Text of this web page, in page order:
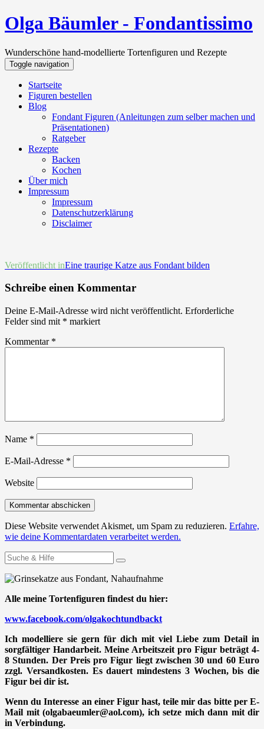
Olga Bäumler - Fondantissimo
Wunderschöne hand-modellierte Tortenfiguren und Rezepte
Toggle navigation
Startseite
Figuren bestellen
Blog
Fondant Figuren (Anleitungen zum selber machen und
Präsentationen)
Ratgeber
Rezepte
Backen
Kochen
Über mich
Impressum
Impressum
Datenschutzerklärung
Disclaimer
Beitrags-
Veröffentlicht inEine traurige Katze aus Fondant bilden
Schreibe einen Kommentar
Deine E-Mail-Adresse wird nicht veröffentlicht. Erforderliche
Felder sind mit * markiert
Kommentar *
Name *
E-Mail-Adresse *
Website
Diese Website verwendet Akismet, um Spam zu reduzieren. Erfahre,
wie deine Kommentardaten verarbeitet werden.
Suchen
nach:
Alle meine Tortenfiguren findest du hier:
www.facebook.com/olgakochtundbackt
Ich modelliere sie gern für dich mit viel Liebe zum Detail in
sorgfältiger Handarbeit. Meine Arbeitszeit pro Figur beträgt 4-
8 Stunden. Der Preis pro Figur liegt zwischen 30 und 60 Euro
zzgl. Versandkosten. Es dauert mindestens 3 Wochen, bis die
Figur bei dir ist.
Wenn du Interesse an einer Figur hast, teile mir das bitte per E-
Mail mit (olgabaeumler@aol.com), ich setze mich dann mit dir
in Verbindung.